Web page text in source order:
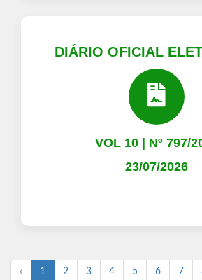
DIÁRIO OFICIAL
VOL 10 | Nº 797/
23/07/2026
‹ 1 2 3 4 5 6 7